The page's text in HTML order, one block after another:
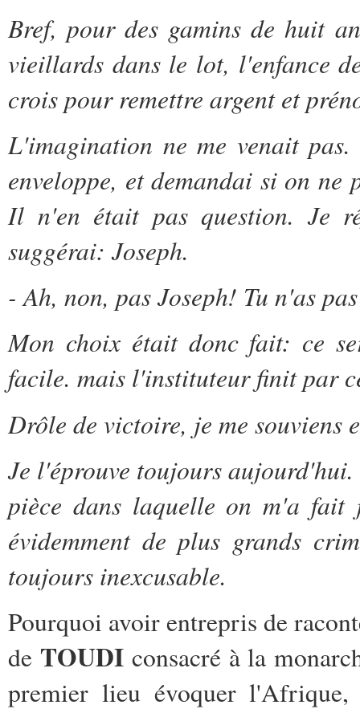
Bref, pour des gamins de huit
vieillards dans le lot, l'enfance
crois pour remettre argent et
L'imagination ne me venait
enveloppe, et demandai si on
Il n'en était pas question. Je
suggérai: Joseph.
- Ah, non, pas Joseph! Tu n'as
Mon choix était donc fait: ce
facile. mais l'instituteur finit par
Drôle de victoire, je me souviens
Je l'éprouve toujours aujourd'hui.
pièce dans laquelle on m'a fait
évidemment de plus grands
toujours inexcusable.
Pourquoi avoir entrepris de
de TOUDI consacré à la
premier lieu évoquer